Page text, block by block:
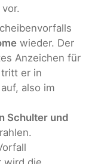
wieder. Der
Anzeichen für
er in
also im
Schulter und